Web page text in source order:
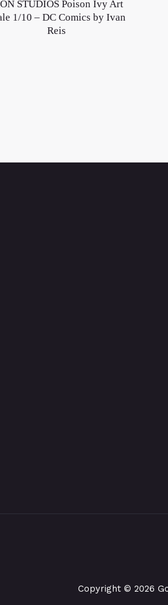
STUDIOS Poison Ivy Art
1/10 – DC Comics by Ivan
Reis
Copyright © 2026